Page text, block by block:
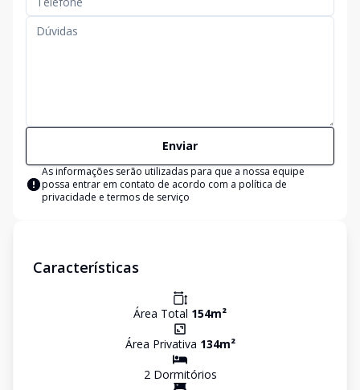
Enviar
As informações serão utilizadas para que a nossa equipe
possa entrar em contato de acordo com a política de
privacidade e termos de serviço
Características
Área Total 154m²
Área Privativa 134m²
2Dormitórios